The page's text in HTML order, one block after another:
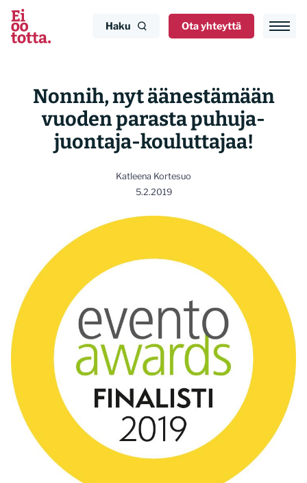
Siirry
sisältöön
Haku Ota yhteyttä
Nonnih, nyt äänestämään
vuoden parasta puhuja-
juontaja-kouluttajaa!
Katleena Kortesuo
5.2.2019